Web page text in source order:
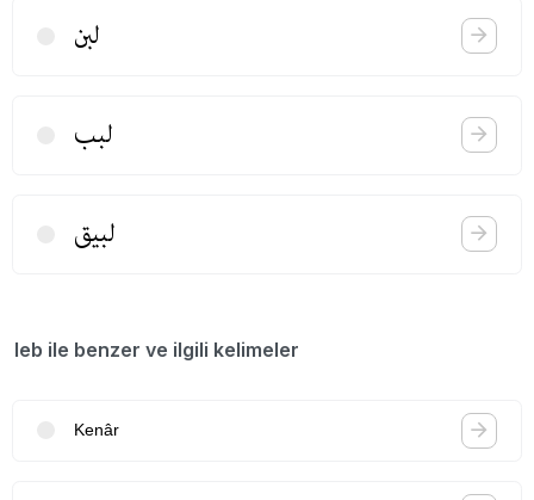
لبن
لبب
لبیق
leb ile benzer ve ilgili kelimeler
Kenâr